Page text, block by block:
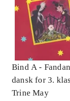
Bind A -
dansk for 3.
grundbog --
Trine May